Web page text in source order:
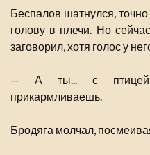
Беспалов шатнулся, точно
голову в плечи. Но
заговорил, хотя голос у
— А ты... с птицей
прикармливаешь.
Бродяга молчал,